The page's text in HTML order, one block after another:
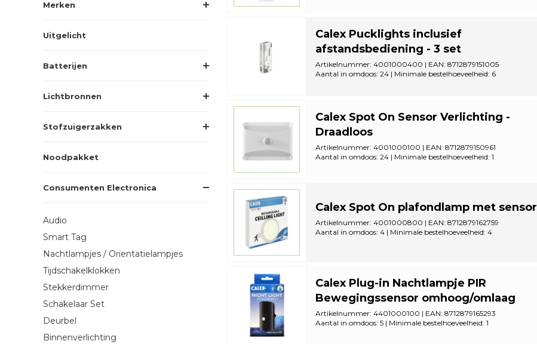
Merken
Uitgelicht
Batterijen
Lichtbronnen
Stofzuigerzakken
Noodpakket
Consumenten Electronica
Audio
Smart Tag
Nachtlampjes / Orientatielampjes
Tijdschakelklokken
Stekkerdimmer
Schakelaar Set
Deurbel
Binnenverlichting
Calex Pucklights inclusief
afstandsbediening - 3 set
Artikelnummer: 4001000400 | EAN: 8712879151005
Aantal in omdoos: 24 | Minimale bestelhoeveelheid: 6
Calex Spot On Sensor Verlichting -
Draadloos
Artikelnummer: 4001000100 | EAN: 8712879150961
Aantal in omdoos: 24 | Minimale bestelhoeveelheid: 1
Calex Spot On plafondlamp met sensor
Artikelnummer: 4001000800 | EAN: 8712879162759
Aantal in omdoos: 4 | Minimale bestelhoeveelheid: 4
Calex Plug-in Nachtlampje PIR
Bewegingssensor omhoog/omlaag
Artikelnummer: 4401000100 | EAN: 8712879165293
Aantal in omdoos: 5 | Minimale bestelhoeveelheid: 1